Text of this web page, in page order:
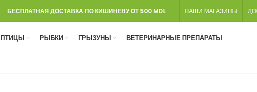
БЕСПЛАТНАЯ ДОСТАВКА ПО КИШИНЁВУ ОТ 500 MDL НАШИ МАГАЗИНЫ
ПТИЦЫ РЫБКИ ГРЫЗУНЫ ВЕТЕРИНАРНЫЕ ПРЕПАРАТЫ